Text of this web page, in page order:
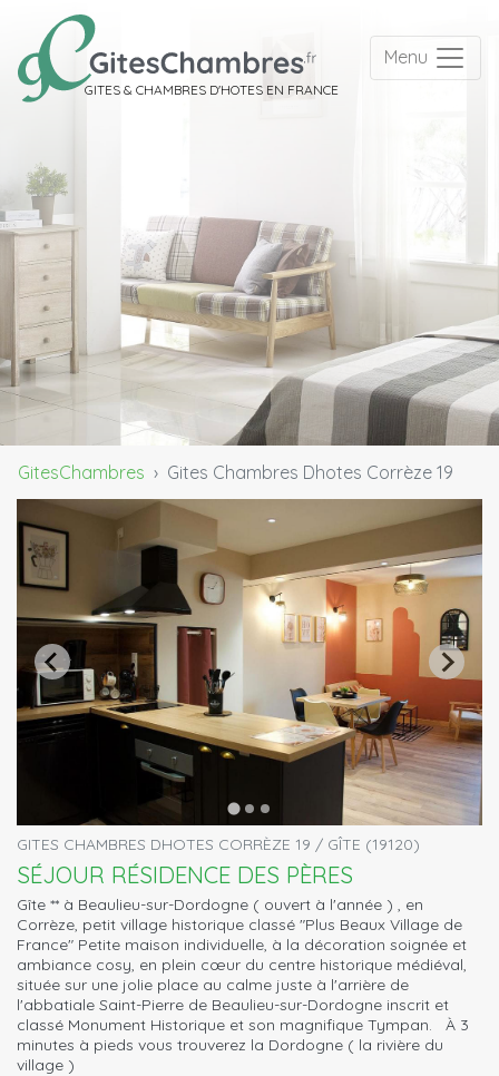
GITES & CHAMBRES D'HOTES EN FRANCE
Menu
GitesChambres Gites Chambres Dhotes Corrèze 19
GITES CHAMBRES DHOTES CORRÈZE 19 / GÎTE (19120)
SÉJOUR RÉSIDENCE DES PÈRES
Gîte ** à Beaulieu-sur-Dordogne ( ouvert à l'année ) , en
Corrèze, petit village historique classé "Plus Beaux Village de
France" Petite maison individuelle, à la décoration soignée et
ambiance cosy, en plein cœur du centre historique médiéval,
située sur une jolie place au calme juste à l'arrière de
l'abbatiale Saint-Pierre de Beaulieu-sur-Dordogne inscrit et
classé Monument Historique et son magnifique Tympan. À 3
minutes à pieds vous trouverez la Dordogne ( la rivière du
village )